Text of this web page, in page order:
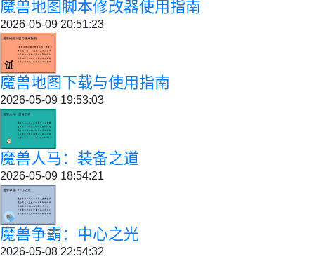
魔兽地图脚本修改器使用指南
2026-05-09 20:51:23
魔兽地图下载与使用指南
2026-05-09 19:53:03
魔兽人马：装备之道
2026-05-09 18:54:21
魔兽争霸：中心之光
2026-05-08 22:54:32